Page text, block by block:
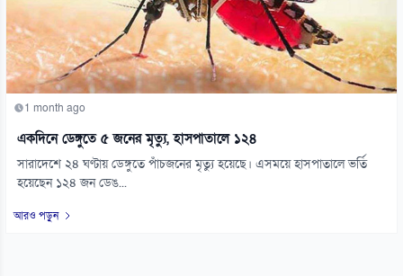
1 month ago
একদিনে ডেঙ্গুতে ৫ জনের মৃত্যু, হাসপাতালে ১২৪
সারাদেশে ২৪ ঘণ্টায় ডেঙ্গুতে পাঁচজনের মৃত্যু হয়েছে। এসময়ে হাসপাতালে ভর্তি
হয়েছেন ১২৪ জন ডেঙ...
আরও পড়ুন